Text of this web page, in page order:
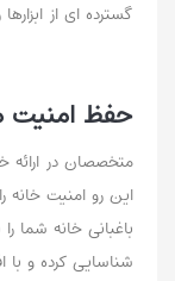
گسترده ای از ابزارها
حفظ امنیت
متخصصان در ارائه
این رو امنیت خانه
باغبانی خانه شما
شناسایی کرده و با